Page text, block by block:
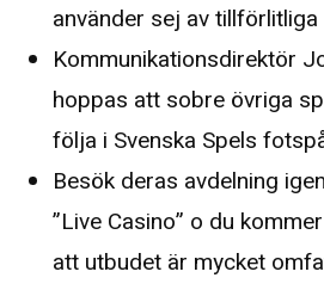
använder sej av
Kommunikationsdirektör
hoppas att sobre övriga
följa i Svenska Spels
Besök deras avdelning
”Live Casino” o du
att utbudet är mycket